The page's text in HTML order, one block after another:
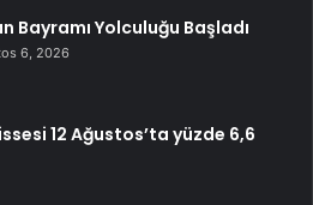
Bayramı Yolculuğu Başladı
6, 2026
12 Ağustos’ta yüzde 6,6